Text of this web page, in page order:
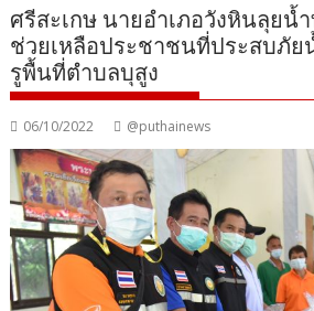
ศรีสะเกษ นายอำเภอวังหินลุยน้
ช่วยเหลือประชาชนที่ประสบภัย
รูพื้นที่ตำบลบุสูง
06/10/2022 @puthainews